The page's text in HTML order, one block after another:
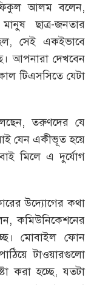
আলম বলেন,
ছাত্র-জনতার
সেই একইভাবে
আপনারা দেখবেন
টিএসসিতে যেটা
তরুণদের যে
যেন একীভূত হয়ে
মিলে এ দুর্যোগ
উদ্যোগের কথা
কমিউনিকেশনের
মোবাইল ফোন
টাওয়ারগুলো
করা হচ্ছে, যতটা